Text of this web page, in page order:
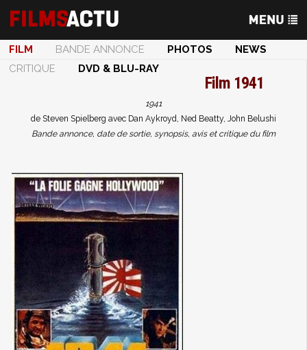
FILM BANDE ANNONCE PHOTOS
NEWS
CRITIQUE
DVD & BLU-RAY
Film 1941
1941
de Steven Spielberg avec Dan Aykroyd, Ned Beatty, John Belushi
Bande annonce, date de sortie, synopsis, avis et critique du film